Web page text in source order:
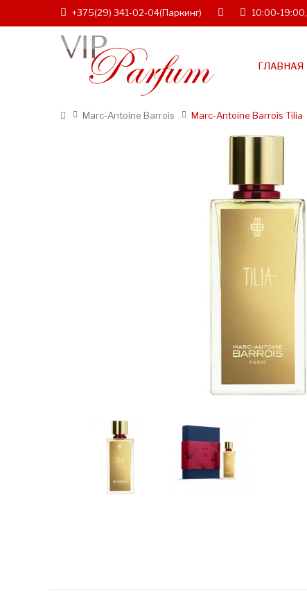
+375(29) 341-02-04(Паркинг) 10:00-19:00,
ГЛАВНАЯ
Marc-Antoine Barrois Marc-Antoine Barrois Tilia